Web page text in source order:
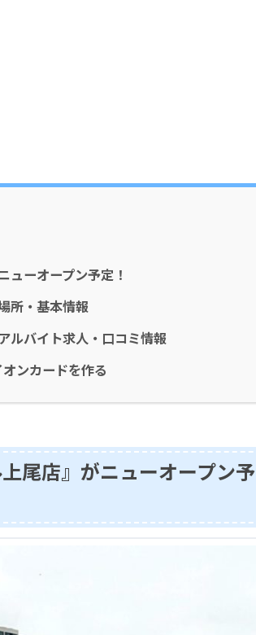
ューオープン予定！
所・基本情報
ルバイト求人・口コミ情報
ンカードを作る
尾店』がニューオープン予